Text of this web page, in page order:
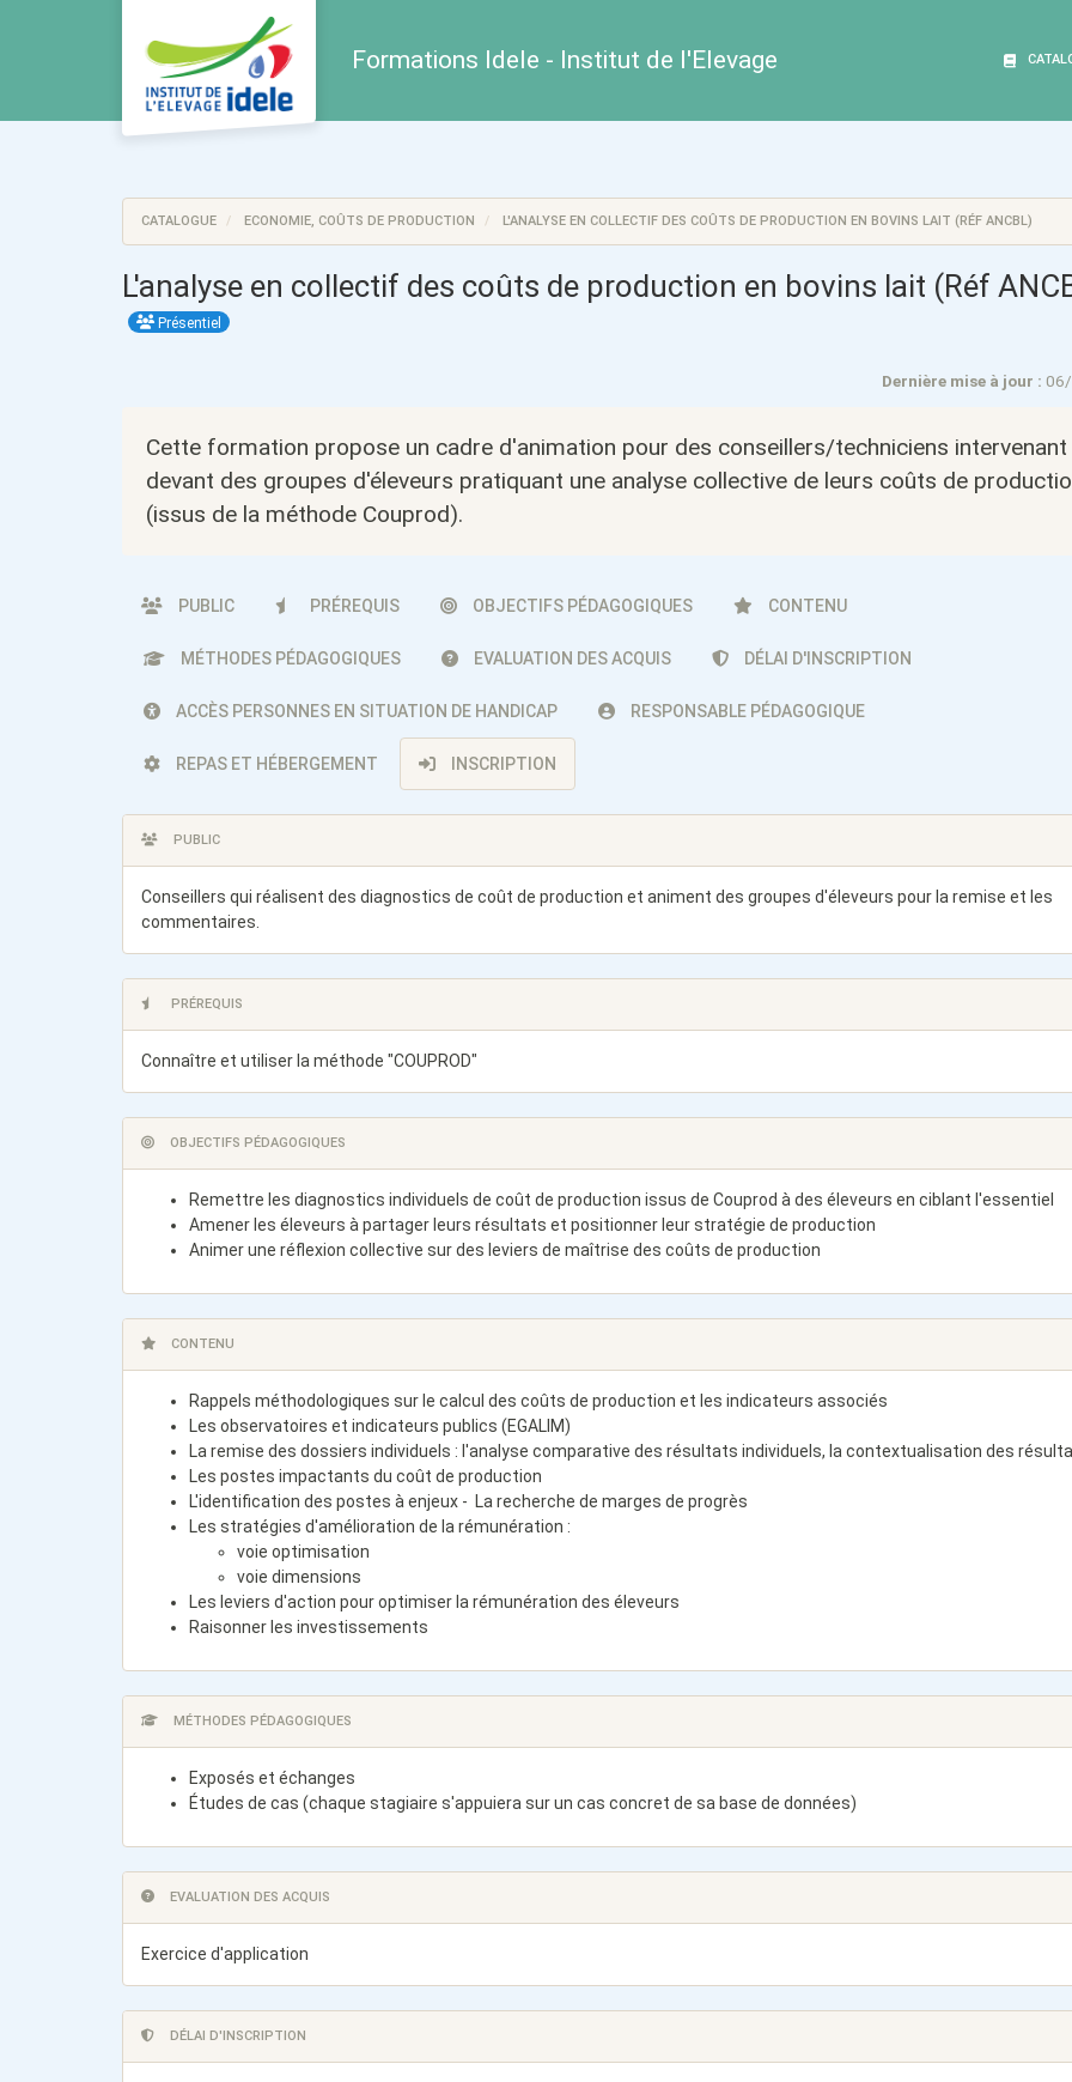
Formations Idele - Institut de l'Elevage
CATALOGUE ECONOMIE, COÛTS DE PRODUCTION L'ANALYSE EN COLLECTIF DES COÛTS DE PRODUCTION EN BOVINS LAIT (RÉF ANCBL)
L'analyse en collectif des coûts de production en bovins lait (Réf
Présentiel
Dernière mise à jour :
Cette formation propose un cadre d'animation pour des conseillers/techniciens intervenant
devant des groupes d'éleveurs pratiquant une analyse collective de leurs coûts de
(issus de la méthode Couprod).
PUBLIC PRÉREQUIS OBJECTIFS PÉDAGOGIQUES CONTENU
MÉTHODES PÉDAGOGIQUES EVALUATION DES ACQUIS DÉLAI D'INSCRIPTION
ACCÈS PERSONNES EN SITUATION DE HANDICAP RESPONSABLE PÉDAGOGIQUE
REPAS ET HÉBERGEMENT INSCRIPTION
PUBLIC
Conseillers qui réalisent des diagnostics de coût de production et animent des groupes d'éleveurs pour la remise et les
commentaires.
PRÉREQUIS
Connaître et utiliser la méthode "COUPROD"
OBJECTIFS PÉDAGOGIQUES
Remettre les diagnostics individuels de coût de production issus de Couprod à des éleveurs en ciblant l'essentiel
Amener les éleveurs à partager leurs résultats et positionner leur stratégie de production
Animer une réflexion collective sur des leviers de maîtrise des coûts de production
CONTENU
Rappels méthodologiques sur le calcul des coûts de production et les indicateurs associés
Les observatoires et indicateurs publics (EGALIM)
La remise des dossiers individuels : l'analyse comparative des résultats individuels, la contextualisation des
Les postes impactants du coût de production
L'identification des postes à enjeux - La recherche de marges de progrès
Les stratégies d'amélioration de la rémunération :
voie optimisation
voie dimensions
Les leviers d'action pour optimiser la rémunération des éleveurs
Raisonner les investissements
MÉTHODES PÉDAGOGIQUES
Exposés et échanges
Études de cas (chaque stagiaire s'appuiera sur un cas concret de sa base de données)
EVALUATION DES ACQUIS
Exercice d'application
DÉLAI D'INSCRIPTION